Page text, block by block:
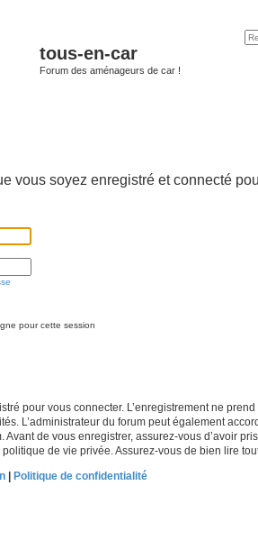
tous-en-car
Forum des aménageurs de car !
vous soyez enregistré et connecté
pour cette session
pour vous connecter. L’enregistrement ne
L’administrateur du forum peut également
Avant de vous enregistrer, assurez-vous d’avoir
politique de vie privée. Assurez-vous de bien lire
Politique de confidentialité